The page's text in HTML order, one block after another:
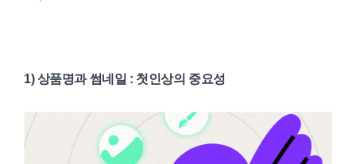
1) 상품명과 썸네일 : 첫인상의 중요성